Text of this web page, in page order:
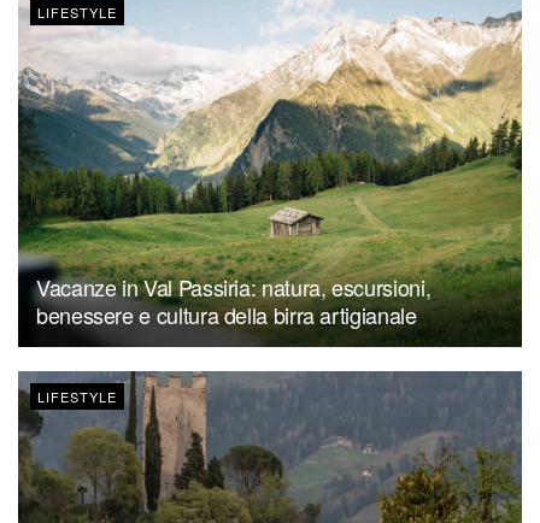
LIFESTYLE
Vacanze in Val Passiria: natura, escursioni,
benessere e cultura della birra artigianale
LIFESTYLE